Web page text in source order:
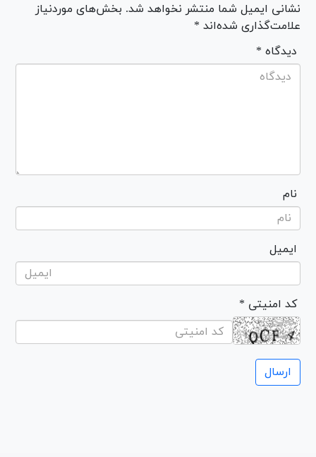
نشانی ایمیل شما منتشر نخواهد شد. بخش‌های موردنیاز
علامت‌گذاری شده‌اند *
* دیدگاه
نام
ایمیل
* کد امنیتی